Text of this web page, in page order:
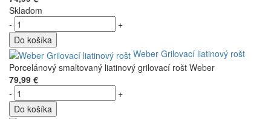
Skladom
-
+
Do košíka
Weber Grilovací liatinový rošt
Porcelánový smaltovaný liatinový grilovací rošt Weber
79,99 €
-
+
Do košíka